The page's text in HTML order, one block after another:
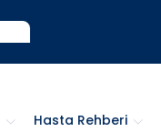
Hasta Rehberi